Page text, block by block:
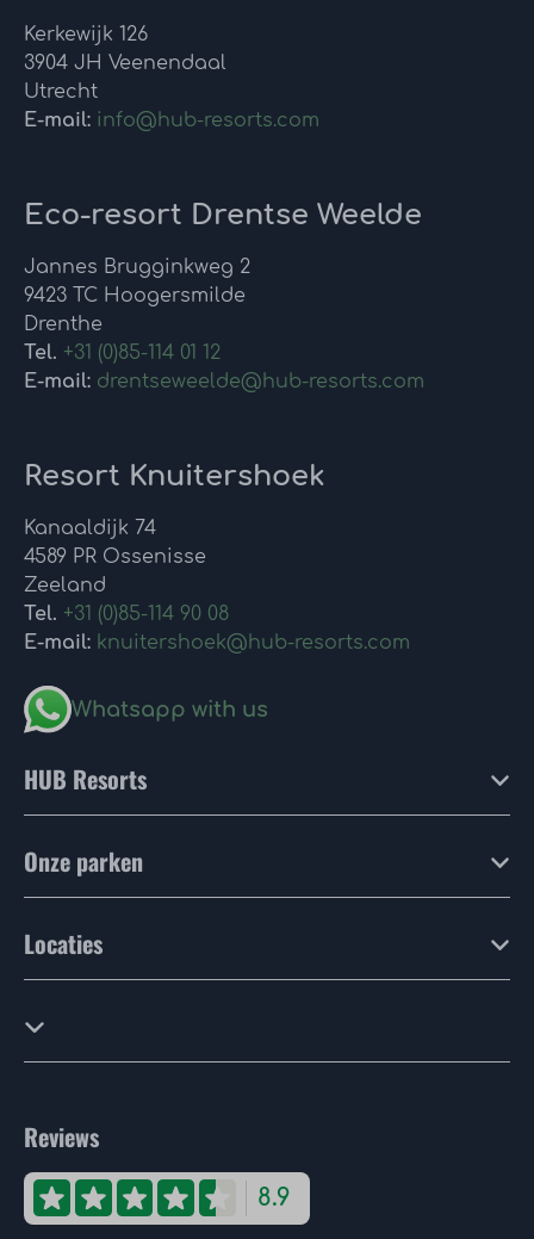
Kerkewijk 126
3904 JH Veenendaal
Utrecht
E-mail: info@hub-resorts.com
Eco-resort Drentse Weelde
Jannes Brugginkweg 2
9423 TC Hoogersmilde
Drenthe
Tel. +31 (0)85-114 01 12
E-mail: drentseweelde@hub-resorts.com
Resort Knuitershoek
Kanaaldijk 74
4589 PR Ossenisse
Zeeland
Tel. +31 (0)85-114 90 08
E-mail: knuitershoek@hub-resorts.com
Whatsapp with us
HUB Resorts
Onze parken
Locaties
Reviews
8.9